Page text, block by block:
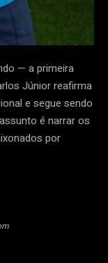
— a primeira
Júnior reafirma
e segue sendo
é narrar os
por